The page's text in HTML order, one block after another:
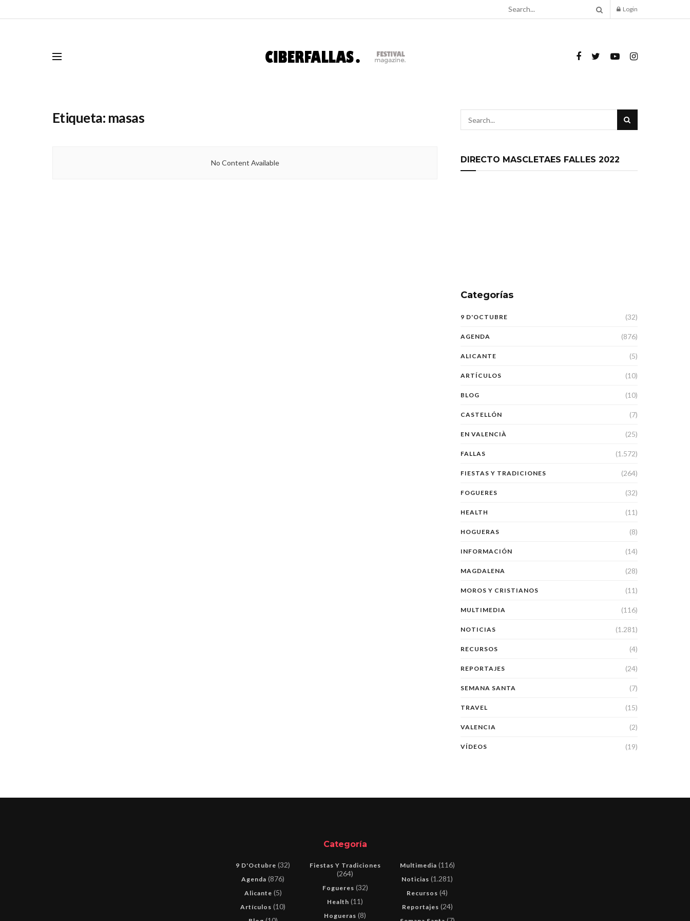
Login
Etiqueta: masas
No Content Available DIRECTO MASCLETAES FALLES 2022
Categorías
9 D'OCTUBRE (32)
AGENDA (876)
ALICANTE (5)
ARTÍCULOS (10)
BLOG (10)
CASTELLÓN (7)
EN VALENCIÀ (25)
FALLAS (1.572)
FIESTAS Y TRADICIONES (264)
FOGUERES (32)
HEALTH (11)
HOGUERAS (8)
INFORMACIÓN (14)
MAGDALENA (28)
MOROS Y CRISTIANOS (11)
MULTIMEDIA (116)
NOTICIAS (1.281)
RECURSOS (4)
REPORTAJES (24)
SEMANA SANTA (7)
TRAVEL (15)
VALENCIA (2)
VÍDEOS (19)
Categoría
9 D'Octubre (32)
Agenda (876)
Alicante (5)
Artículos (10)
Fiestas Y Tradiciones
(264)
Fogueres (32)
Health (11)
Hogueras (8)
Multimedia (116)
Noticias (1.281)
Recursos (4)
Reportajes (24)